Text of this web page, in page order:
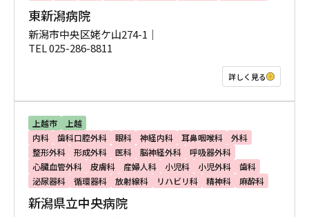
東新潟病院
新潟市中央区姥ケ山274-1｜
TEL 025-286-8811
詳しく見る
上越市
上越
内科
歯科口腔外科 眼科 神経内科 耳鼻咽喉科
外科
整形外科
形成外科 医科 脳神経外科
呼吸器外科
心臓血管外科
皮膚科 産婦人科 小児科 小児外科
歯科
泌尿器科
循環器科 放射線科 リハビリ科 精神科 麻酔科
新潟県立中央病院